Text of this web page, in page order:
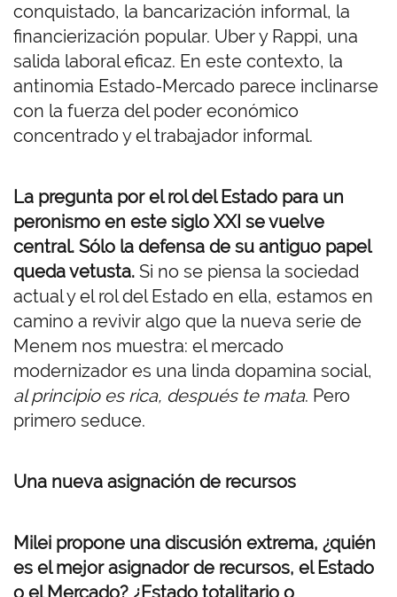
conquistado, la bancarización informal, la
financierización popular. Uber y Rappi, una
salida laboral eficaz. En este contexto, la
antinomia Estado-Mercado parece inclinarse
con la fuerza del poder económico
concentrado y el trabajador informal.
La pregunta por el rol del Estado para un
peronismo en este siglo XXI se vuelve
central. Sólo la defensa de su antiguo papel
queda vetusta. Si no se piensa la sociedad
actual y el rol del Estado en ella, estamos en
camino a revivir algo que la nueva serie de
Menem nos muestra: el mercado
modernizador es una linda dopamina social,
al principio es rica, después te mata. Pero
primero seduce.
Una nueva asignación de recursos
Milei propone una discusión extrema, ¿quién
es el mejor asignador de recursos, el Estado
o el Mercado? ¿Estado totalitario o